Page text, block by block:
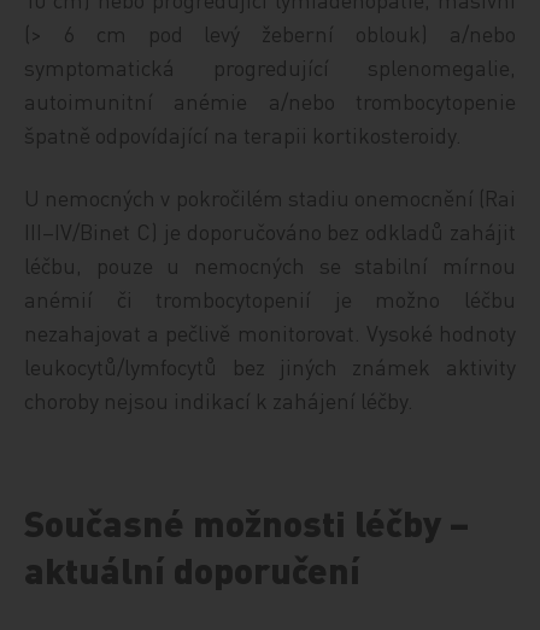
(> 6 cm pod levý žeberní oblouk) a/nebo
symptomatická progredující splenomegalie,
autoimunitní anémie a/nebo trombocytopenie
špatně odpovídající na terapii kortikosteroidy.
U nemocných v pokročilém stadiu onemocnění (Rai
III–IV/Binet C) je doporučováno bez odkladů zahájit
léčbu, pouze u nemocných se stabilní mírnou
anémií či trombocytopenií je možno léčbu
nezahajovat a pečlivě monitorovat. Vysoké hodnoty
leukocytů/lymfocytů bez jiných známek aktivity
choroby nejsou indikací k zahájení léčby.
Současné možnosti léčby –
aktuální doporučení